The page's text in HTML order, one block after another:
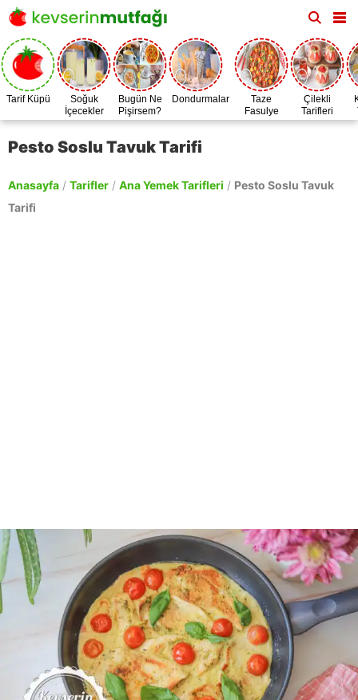
Tarif Küpü
Soğuk
İçecekler
Bugün Ne
Pişirsem?
Dondurmalar
Taze
Fasulye
Zamanı
Çilekli
Tarifleri
Pesto Soslu Tavuk Tarifi
Anasayfa / Tarifler / Ana Yemek Tarifleri / Pesto Soslu Tavuk
Tarifi